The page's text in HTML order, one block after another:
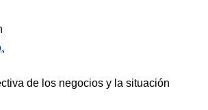
de los negocios y la situación